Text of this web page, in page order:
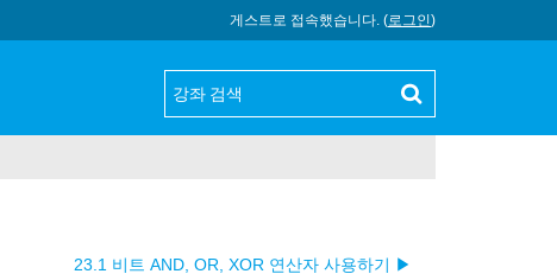
게스트로 접속했습니다. (로그인)
23.1 비트 AND, OR, XOR 연산자 사용하기 ▶︎